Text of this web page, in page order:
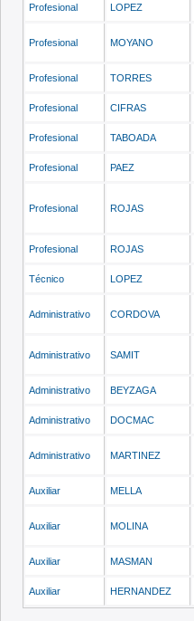
Profesional LOPEZ
Profesional MOYANO
Profesional TORRES
Profesional CIFRAS
Profesional TABOADA
Profesional PAEZ
Profesional ROJAS
Profesional ROJAS
Técnico LOPEZ
Administrativo CORDOVA
Administrativo SAMIT
Administrativo BEYZAGA
Administrativo DOCMAC
Administrativo MARTINEZ
Auxiliar MELLA
Auxiliar MOLINA
Auxiliar MASMAN
Auxiliar HERNANDEZ